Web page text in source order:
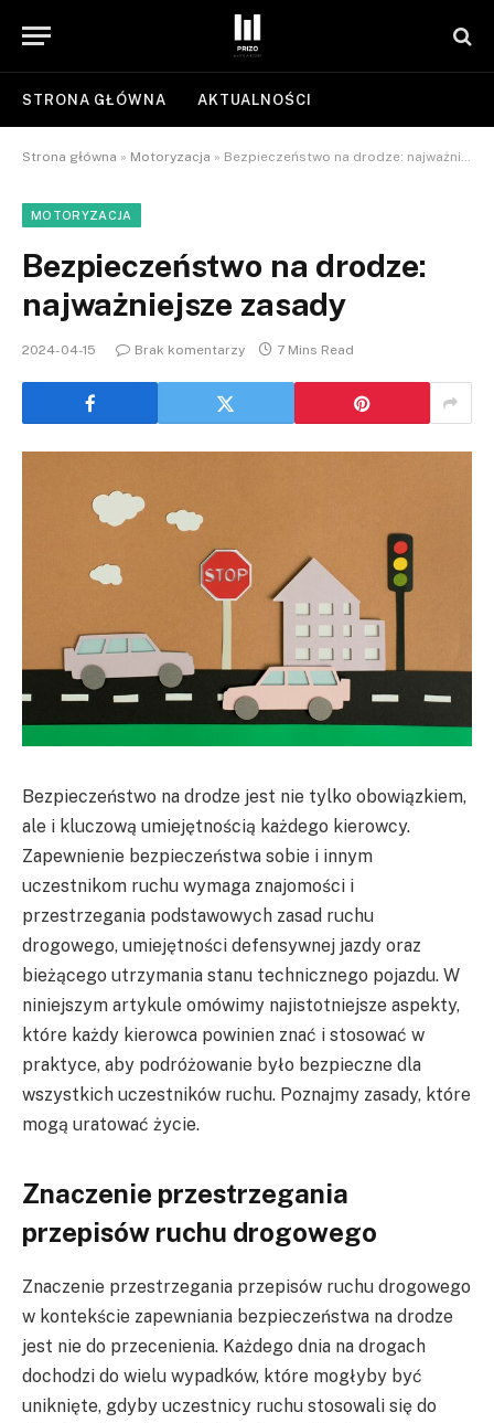
STRONA GŁÓWNA AKTUALNOŚCI
Strona główna » Motoryzacja » Bezpieczeństwo na drodze: najważniejsze zasady
MOTORYZACJA
Bezpieczeństwo na drodze:
najważniejsze zasady
2024-04-15 Brak komentarzy 7 Mins Read
Bezpieczeństwo na drodze jest nie tylko obowiązkiem,
ale i kluczową umiejętnością każdego kierowcy.
Zapewnienie bezpieczeństwa sobie i innym
uczestnikom ruchu wymaga znajomości i
przestrzegania podstawowych zasad ruchu
drogowego, umiejętności defensywnej jazdy oraz
bieżącego utrzymania stanu technicznego pojazdu. W
niniejszym artykule omówimy najistotniejsze aspekty,
które każdy kierowca powinien znać i stosować w
praktyce, aby podróżowanie było bezpieczne dla
wszystkich uczestników ruchu. Poznajmy zasady, które
mogą uratować życie.
Znaczenie przestrzegania
przepisów ruchu drogowego
Znaczenie przestrzegania przepisów ruchu drogowego
w kontekście zapewniania bezpieczeństwa na drodze
jest nie do przecenienia. Każdego dnia na drogach
dochodzi do wielu wypadków, które mogłyby być
uniknięte, gdyby uczestnicy ruchu stosowali się do